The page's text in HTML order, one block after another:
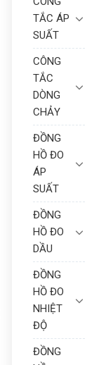
TẮC ÁP
SUẤT
CÔNG
TẮC
DÒNG
CHẢY
ĐỒNG
HỒ ĐO
ÁP
SUẤT
ĐỒNG
HỒ ĐO
DẦU
ĐỒNG
HỒ ĐO
NHIỆT
ĐỘ
ĐỒNG